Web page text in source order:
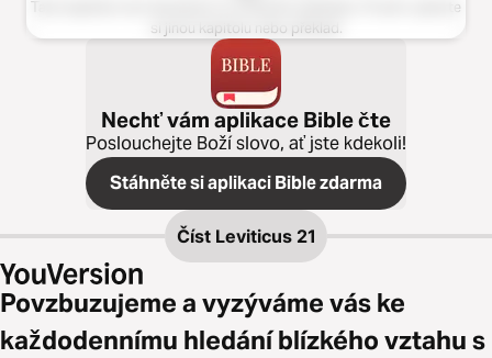
Tato kapitole není dostupná ve zvoleném překladu. Prosím vyberte
si jinou kapitolu nebo překlad.
Nechť vám aplikace Bible čte
Poslouchejte Boží slovo, ať jste kdekoli!
Stáhněte si aplikaci Bible zdarma
Číst Leviticus 21
Povzbuzujeme a vyzýváme vás ke
každodennímu hledání blízkého vztahu s